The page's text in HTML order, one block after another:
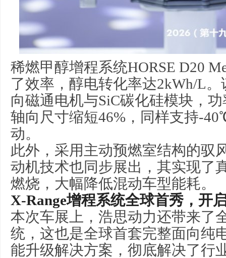
稀燃甲醇增程系统HORSE D20
了效率，醇电转化率达2kWh/L
向磁通电机与SiC碳化硅模块，
轴向尺寸缩短46%，同样支持-
动。
此外，采用主动预燃室结构的驭
动机技术也同步展出，其实现了
燃烧，大幅降低混动车型能耗。
X-Range增程系统全球首秀，开
本次车展上，浩思动力还带来了
统，这也是全球首套完整面向纯
能升级解决方案，彻底解决了行